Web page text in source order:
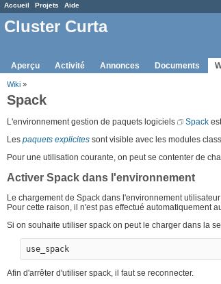
Accueil Projets Aide
Cluster Curta
Aperçu Activité Annonces Documents
Wiki »
Spack
L'environnement gestion de paquets logiciels Spack
Les paquets explicites sont visible avec les modules
Pour une utilisation courante, on peut se contenter de
Activer Spack dans l'environnement
Le chargement de Spack dans l'environnement
Pour cette raison, il n'est pas effectué automatiquement
Si on souhaite utiliser spack on peut le charger dans la
Afin d'arrêter d'utiliser spack, il faut se reconnecter.